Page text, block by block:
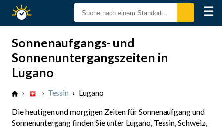
Sonnenzeiten ☰
Sonnenaufgangs- und
Sonnenuntergangszeiten in
Lugano
› › Tessin › Lugano
Die heutigen und morgigen Zeiten für Sonnenaufgang und
Sonnenuntergang finden Sie unter Lugano, Tessin, Schweiz,